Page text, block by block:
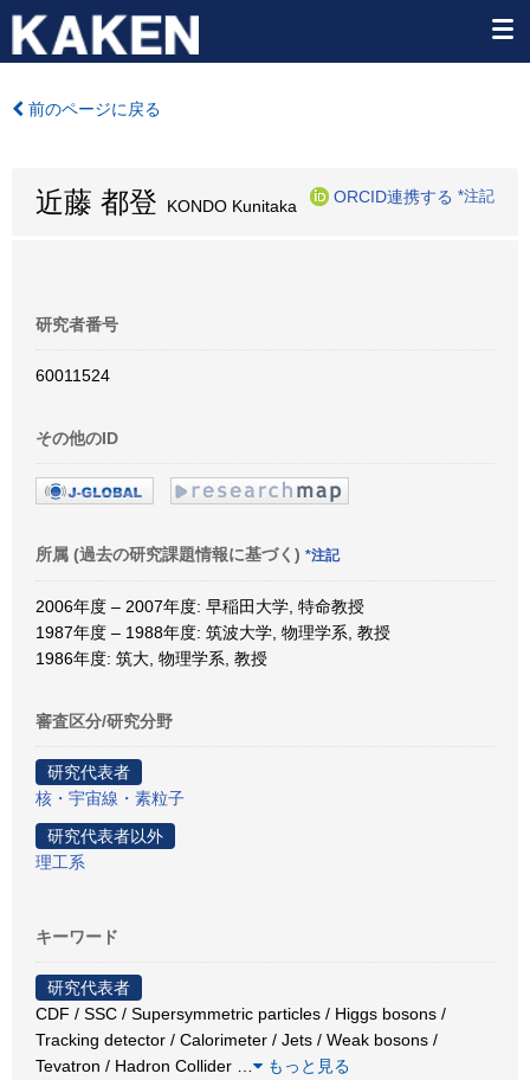
前のページに戻る
近藤 都登 KONDO Kunitaka
ORCID連携する *注記
研究者番号
60011524
その他のID
所属 (過去の研究課題情報に基づく) *注記
2006年度 – 2007年度: 早稲田大学, 特命教授
1987年度 – 1988年度: 筑波大学, 物理学系, 教授
1986年度: 筑大, 物理学系, 教授
審査区分/研究分野
研究代表者
核・宇宙線・素粒子
研究代表者以外
理工系
キーワード
研究代表者
CDF / SSC / Supersymmetric particles / Higgs bosons /
Tracking detector / Calorimeter / Jets / Weak bosons /
Tevatron / Hadron Collider
もっと見る